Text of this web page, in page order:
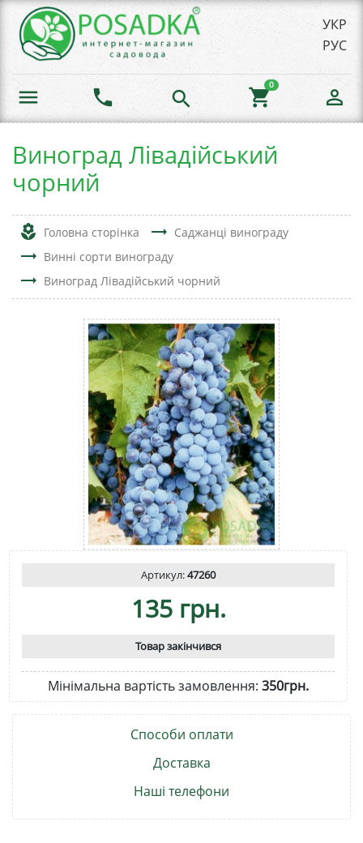
УКР
РУС
menu phone search shopping_cart
0
person_outline
Виноград Лівадійський
чорний
local_florist Головна сторінка trending_flat Саджанці винограду
trending_flat Винні сорти винограду
trending_flat Виноград Лівадійський чорний
Артикул:47260
135 грн.
Товар закінчився
Мінімальна вартість замовлення: 350грн.
Способи оплати
Доставка
Наші телефони